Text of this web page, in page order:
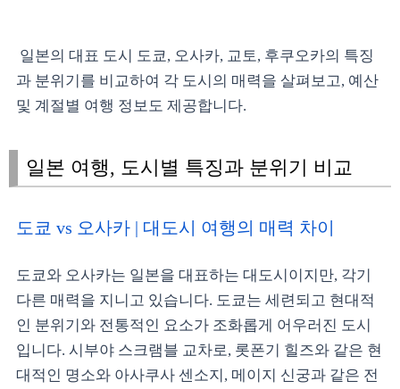
일본의 대표 도시 도쿄, 오사카, 교토, 후쿠오카의 특징
과 분위기를 비교하여 각 도시의 매력을 살펴보고, 예산
및 계절별 여행 정보도 제공합니다.
일본 여행, 도시별 특징과 분위기 비교
도쿄 vs 오사카 | 대도시 여행의 매력 차이
도쿄와 오사카는 일본을 대표하는 대도시이지만, 각기
다른 매력을 지니고 있습니다. 도쿄는 세련되고 현대적
인 분위기와 전통적인 요소가 조화롭게 어우러진 도시
입니다. 시부야 스크램블 교차로, 롯폰기 힐즈와 같은 현
대적인 명소와 아사쿠사 센소지, 메이지 신궁과 같은 전